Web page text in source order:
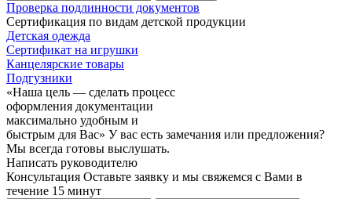
Проверка подлинности документов
Сертификация по видам детской продукции
Детская одежда
Сертификат на игрушки
Канцелярские товары
Подгузники
«Наша цель — сделать процесс
оформления документации
максимально удобным и
быстрым для Вас» У вас есть замечания или предложения?
Мы всегда готовы выслушать.
Написать руководителю
Консультация Оставьте заявку и мы свяжемся с Вами в
течение 15 минут